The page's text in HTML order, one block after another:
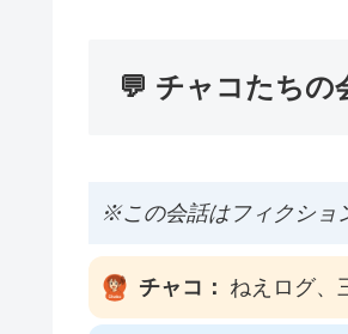
💬 チャコたち
※この会話はフィクショ
チャコ： ねえログ、